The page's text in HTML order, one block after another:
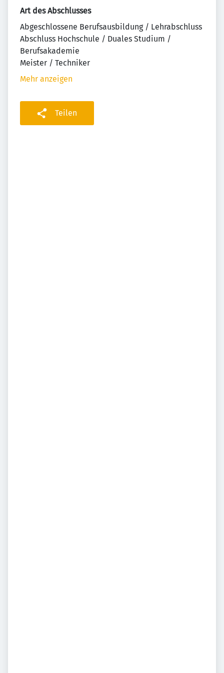
Art des Abschlusses
Abgeschlossene Berufsausbildung / Lehrabschluss
Abschluss Hochschule / Duales Studium /
Berufsakademie
Meister / Techniker
Mehr anzeigen
Teilen